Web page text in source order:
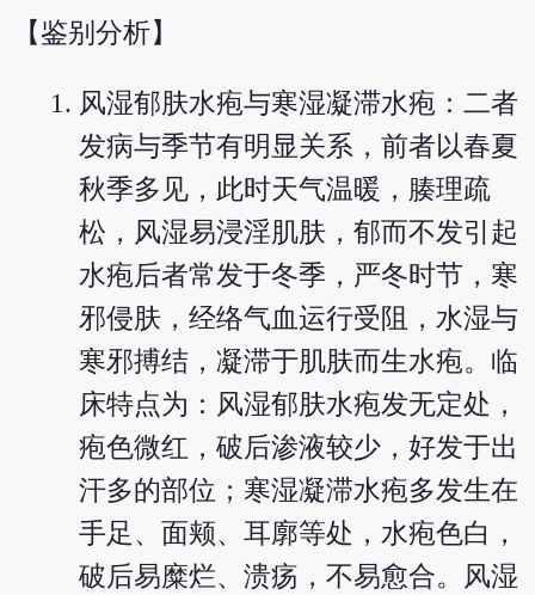
【鉴别分析】
风湿郁肤水疱与寒湿凝滞水疱：二者
发病与季节有明显关系，前者以春夏
秋季多见，此时天气温暖，腠理疏
松，风湿易浸淫肌肤，郁而不发引起
水疱后者常发于冬季，严冬时节，寒
邪侵肤，经络气血运行受阻，水湿与
寒邪搏结，凝滞于肌肤而生水疱。临
床特点为：风湿郁肤水疱发无定处，
疱色微红，破后渗液较少，好发于出
汗多的部位；寒湿凝滞水疱多发生在
手足、面颊、耳廓等处，水疱色白，
破后易糜烂、溃疡，不易愈合。风湿